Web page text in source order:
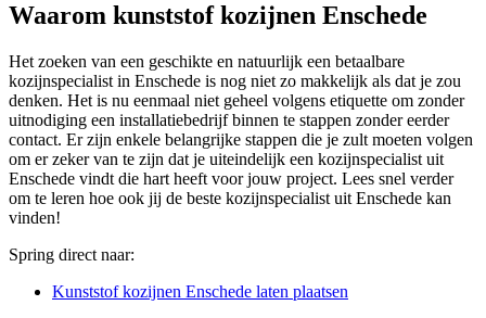
Waarom kunststof kozijnen Enschede
Het zoeken van een geschikte en natuurlijk een betaalbare
kozijnspecialist in Enschede is nog niet zo makkelijk als dat je zou
denken. Het is nu eenmaal niet geheel volgens etiquette om zonder
uitnodiging een installatiebedrijf binnen te stappen zonder eerder
contact. Er zijn enkele belangrijke stappen die je zult moeten volgen
om er zeker van te zijn dat je uiteindelijk een kozijnspecialist uit
Enschede vindt die hart heeft voor jouw project. Lees snel verder
om te leren hoe ook jij de beste kozijnspecialist uit Enschede kan
vinden!
Spring direct naar:
Kunststof kozijnen Enschede laten plaatsen